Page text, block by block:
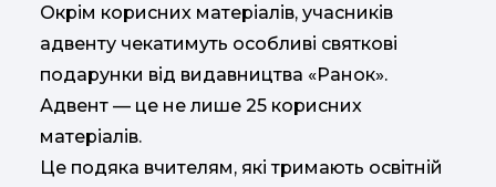
Окрім корисних матеріалів, учасників
адвенту чекатимуть особливі святкові
подарунки від видавництва «Ранок».
Адвент — це не лише 25 корисних
матеріалів.
Це подяка вчителям, які тримають освітній